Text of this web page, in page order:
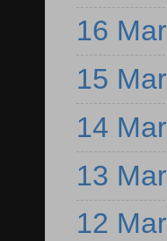
16 Mar
15 Mar
14 Mar
13 Mar
12 Mar